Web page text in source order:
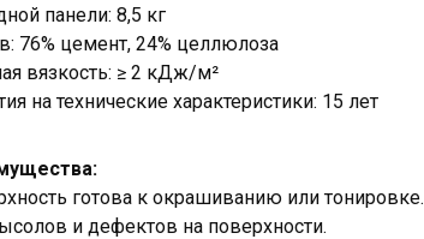
панели: 8,5 кг
76% цемент, 24% целлюлоза
вязкость: ≥ 2 кДж/м²
на технические характеристики: 15 лет
готова к окрашиванию или тонировке.
и дефектов на поверхности.